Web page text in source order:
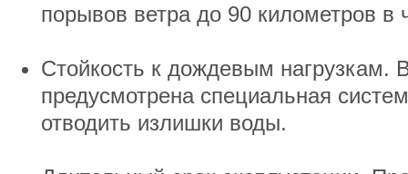
порывов ветра до 90 километров в
Стойкость к дождевым нагрузкам.
предусмотрена специальная
отводить излишки воды.